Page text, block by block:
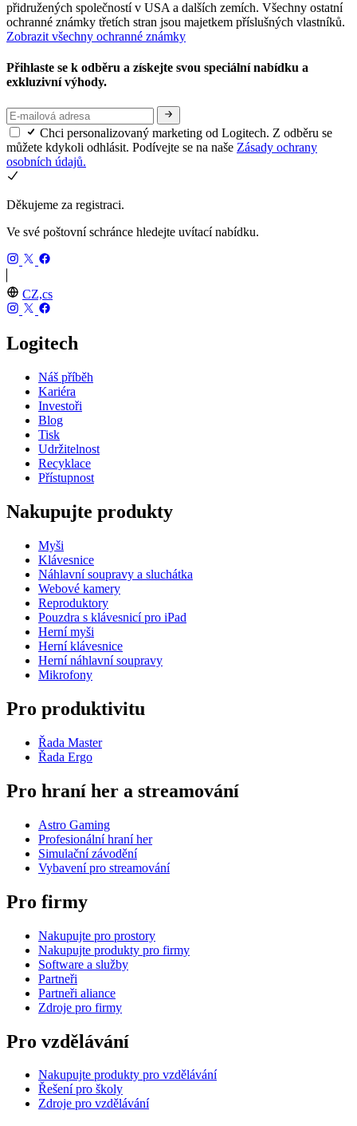
přidružených společností v USA a dalších zemích. Všechny ostatní
ochranné známky třetích stran jsou majetkem příslušných vlastníků.
Zobrazit všechny ochranné známky
Přihlaste se k odběru a získejte svou speciální nabídku a
exkluzivní výhody.
Chci personalizovaný marketing od Logitech. Z odběru se
můžete kdykoli odhlásit. Podívejte se na naše Zásady ochrany
osobních údajů.
Děkujeme za registraci.
Ve své poštovní schránce hledejte uvítací nabídku.
CZ,cs
Logitech
Náš příběh
Kariéra
Investoři
Blog
Tisk
Udržitelnost
Recyklace
Přístupnost
Nakupujte produkty
Myši
Klávesnice
Náhlavní soupravy a sluchátka
Webové kamery
Reproduktory
Pouzdra s klávesnicí pro iPad
Herní myši
Herní klávesnice
Herní náhlavní soupravy
Mikrofony
Pro produktivitu
Řada Master
Řada Ergo
Pro hraní her a streamování
Astro Gaming
Profesionální hraní her
Simulační závodění
Vybavení pro streamování
Pro firmy
Nakupujte pro prostory
Nakupujte produkty pro firmy
Software a služby
Partneři
Partneři aliance
Zdroje pro firmy
Pro vzdělávání
Nakupujte produkty pro vzdělávání
Řešení pro školy
Zdroje pro vzdělávání